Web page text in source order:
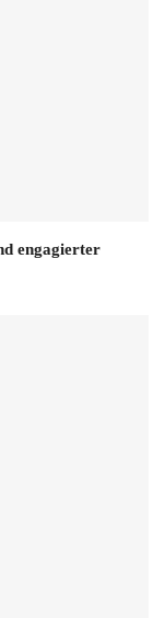
engagierter